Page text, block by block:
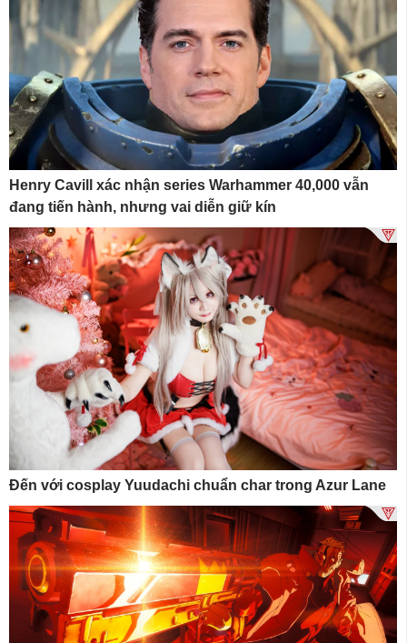
Henry Cavill xác nhận series Warhammer 40,000 vẫn
đang tiến hành, nhưng vai diễn giữ kín
Đến với cosplay Yuudachi chuẩn char trong Azur Lane